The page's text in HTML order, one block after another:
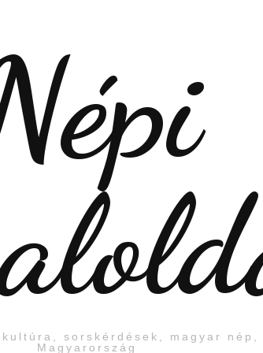
sorskérdések, magyar nép,
Magyarország